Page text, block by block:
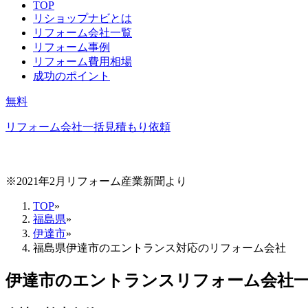
TOP
リショップナビとは
リフォーム会社一覧
リフォーム事例
リフォーム費用相場
成功のポイント
無料
リフォーム会社一括見積もり依頼
※2021年2月リフォーム産業新聞より
TOP»
福島県»
伊達市»
福島県伊達市のエントランス対応のリフォーム会社
伊達市のエントランスリフォーム会社